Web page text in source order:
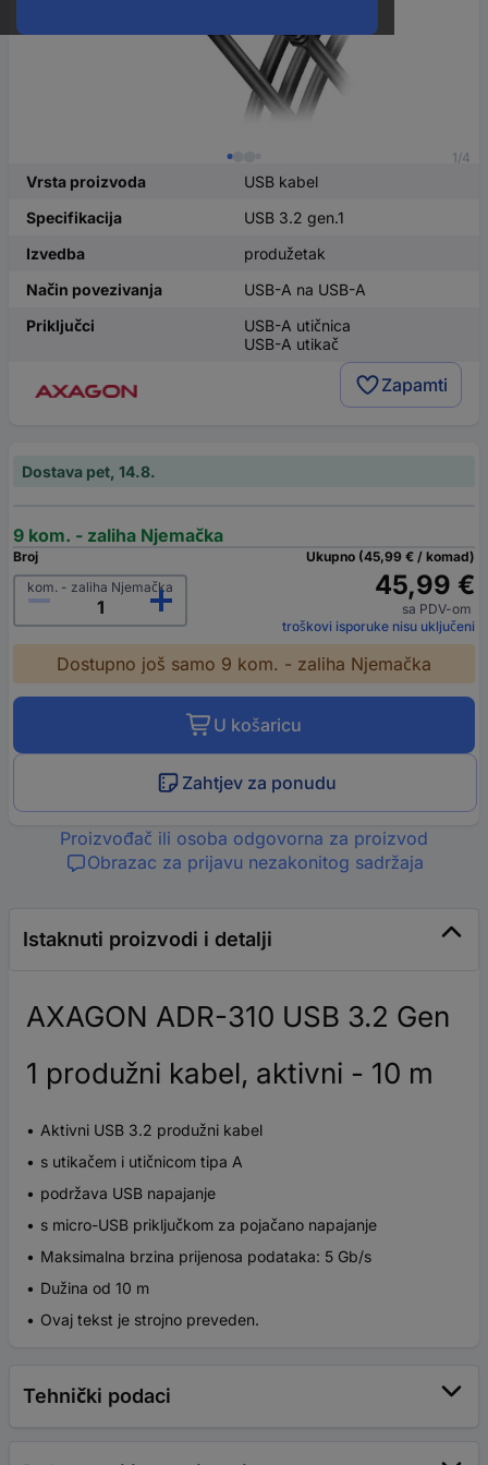
1/4
Vrsta proizvoda
USB kabel
Specifikacija
USB 3.2 gen.1
Izvedba
produžetak
Način povezivanja
USB-A na USB-A
Priključci
USB-A utičnica
USB-A utikač
Zapamti
Dostava pet, 14.8.
9 kom. - zaliha Njemačka
Broj
kom. - zaliha Njemačka
Ukupno (45,99 € / komad)
45,99 €
sa PDV-om
troškovi isporuke nisu uključeni
Dostupno još samo 9 kom. - zaliha Njemačka
U košaricu
Zahtjev za ponudu
Proizvođač ili osoba odgovorna za proizvod
Obrazac za prijavu nezakonitog sadržaja
Istaknuti proizvodi i detalji
AXAGON ADR-310 USB 3.2 Gen
1 produžni kabel, aktivni - 10 m
Aktivni USB 3.2 produžni kabel
s utikačem i utičnicom tipa A
podržava USB napajanje
s micro-USB priključkom za pojačano napajanje
Maksimalna brzina prijenosa podataka: 5 Gb/s
Dužina od 10 m
Ovaj tekst je strojno preveden.
Tehnički podaci